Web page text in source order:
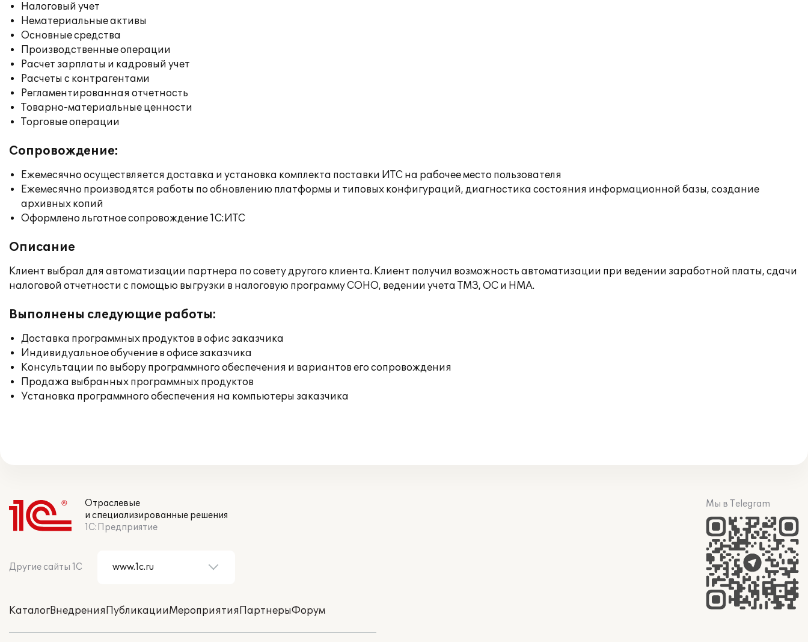
Налоговый учет
Нематериальные активы
Основные средства
Производственные операции
Расчет зарплаты и кадровый учет
Расчеты с контрагентами
Регламентированная отчетность
Товарно-материальные ценности
Торговые операции
Сопровождение:
Ежемесячно осуществляется доставка и установка комплекта поставки ИТС на рабочее место пользователя
Ежемесячно производятся работы по обновлению платформы и типовых конфигураций, диагностика состояния информационной базы, создание
архивных копий
Оформлено льготное сопровождение 1С:ИТС
Описание
Клиент выбрал для автоматизации партнера по совету другого клиента. Клиент получил возможность автоматизации при ведении заработной платы, сдачи
налоговой отчетности с помощью выгрузки в налоговую программу СОНО, ведении учета ТМЗ, ОС и НМА.
Выполнены следующие работы:
Доставка программных продуктов в офис заказчика
Индивидуальное обучение в офисе заказчика
Консультации по выбору программного обеспечения и вариантов его сопровождения
Продажа выбранных программных продуктов
Установка программного обеспечения на компьютеры заказчика
Отраслевые
и специализированные решения
1С:Предприятие
Другие сайты 1С
КаталогВнедренияПубликацииМероприятияПартнерыФорум
Мы в Telegram